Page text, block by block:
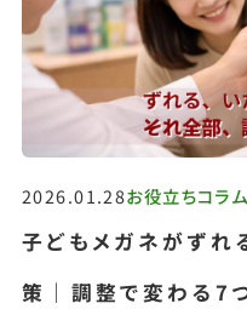
2026.01.28お役立ちコラム
子どもメガネがずれ
策｜調整で変わる7